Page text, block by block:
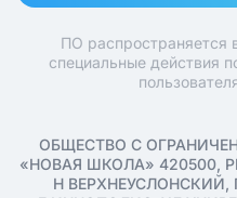
ПО распространяется
специальные действия
ОБЩЕСТВО С
«НОВАЯ ШКОЛА» 420500,
Н